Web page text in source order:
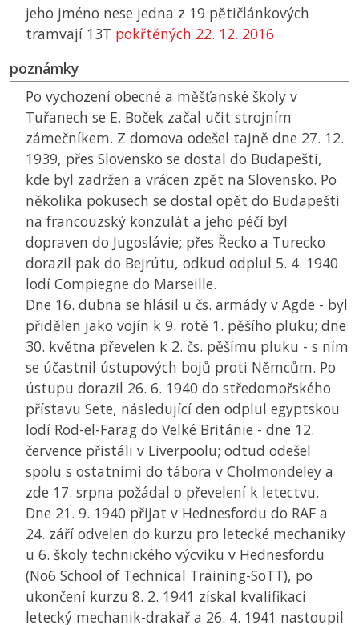
jeho jméno nese jedna z 19 pětičlánkových
tramvají 13T pokřtěných 22. 12. 2016
poznámky
Po vychození obecné a měšťanské školy v
Tuřanech se E. Boček začal učit strojním
zámečníkem. Z domova odešel tajně dne 27. 12.
1939, přes Slovensko se dostal do Budapešti,
kde byl zadržen a vrácen zpět na Slovensko. Po
několika pokusech se dostal opět do Budapešti
na francouzský konzulát a jeho péčí byl
dopraven do Jugoslávie; přes Řecko a Turecko
dorazil pak do Bejrútu, odkud odplul 5. 4. 1940
lodí Compiegne do Marseille.
Dne 16. dubna se hlásil u čs. armády v Agde - byl
přidělen jako vojín k 9. rotě 1. pěšího pluku; dne
30. května převelen k 2. čs. pěšímu pluku - s ním
se účastnil ústupových bojů proti Němcům. Po
ústupu dorazil 26. 6. 1940 do středomořského
přístavu Sete, následující den odplul egyptskou
lodí Rod-el-Farag do Velké Británie - dne 12.
července přistáli v Liverpoolu; odtud odešel
spolu s ostatními do tábora v Cholmondeley a
zde 17. srpna požádal o převelení k letectvu.
Dne 21. 9. 1940 přijat v Hednesfordu do RAF a
24. září odvelen do kurzu pro letecké mechaniky
u 6. školy technického výcviku v Hednesfordu
(No6 School of Technical Training-SoTT), po
ukončení kurzu 8. 2. 1941 získal kvalifikaci
letecký mechanik-drakař a 26. 4. 1941 nastoupil